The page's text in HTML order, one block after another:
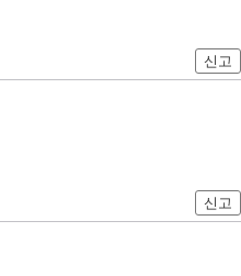
신고
신고